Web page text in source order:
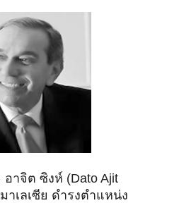
อาจิต ซิงห์ (Dato Ajit
าเลเซีย ดำรงตำแหน่ง